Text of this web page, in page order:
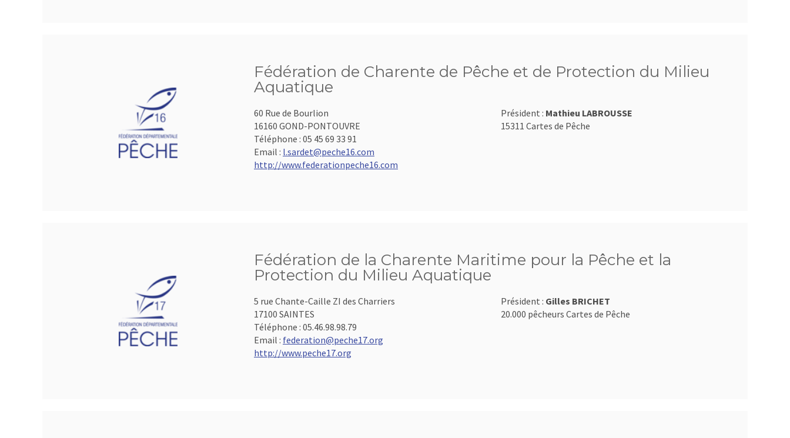
Fédération de Charente de Pêche et de Protection du Milieu
Aquatique
60 Rue de Bourlion
16160 GOND-PONTOUVRE
Téléphone : 05 45 69 33 91
Email : l.sardet@peche16.com
http://www.federationpeche16.com
Président : Mathieu LABROUSSE
15311 Cartes de Pêche
Fédération de la Charente Maritime pour la Pêche et la
Protection du Milieu Aquatique
5 rue Chante-Caille ZI des Charriers
17100 SAINTES
Téléphone : 05.46.98.98.79
Email : federation@peche17.org
http://www.peche17.org
Président : Gilles BRICHET
20.000 pêcheurs Cartes de Pêche